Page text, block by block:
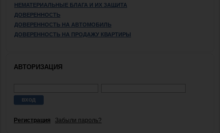
НЕМАТЕРИАЛЬНЫЕ БЛАГА И ИХ ЗАЩИТА
ДОВЕРЕННОСТЬ
ДОВЕРЕННОСТЬ НА АВТОМОБИЛЬ
ДОВЕРЕННОСТЬ НА ПРОДАЖУ КВАРТИРЫ
АВТОРИЗАЦИЯ
Регистрация Забыли пароль?